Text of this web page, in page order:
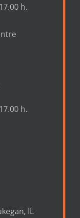
h.
h.
IL